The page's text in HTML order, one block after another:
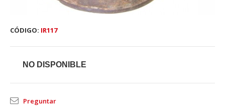
CÓDIGO: IR117
NO DISPONIBLE
Preguntar